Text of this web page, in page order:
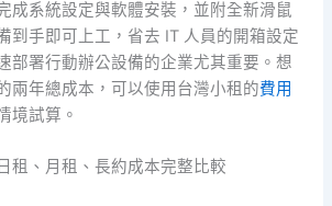
成系統設定與軟體安裝，並附全新滑鼠
到手即可上工，省去 IT 人員的開箱設定
部署行動辦公設備的企業尤其重要。想
兩年總成本，可以使用台灣小租的費用
境試算。
租、月租、長約成本完整比較